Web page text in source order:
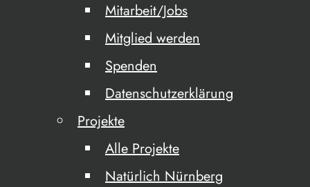
Mitarbeit/Jobs
Mitglied werden
Spenden
Datenschutzerklärung
Projekte
Alle Projekte
Natürlich Nürnberg